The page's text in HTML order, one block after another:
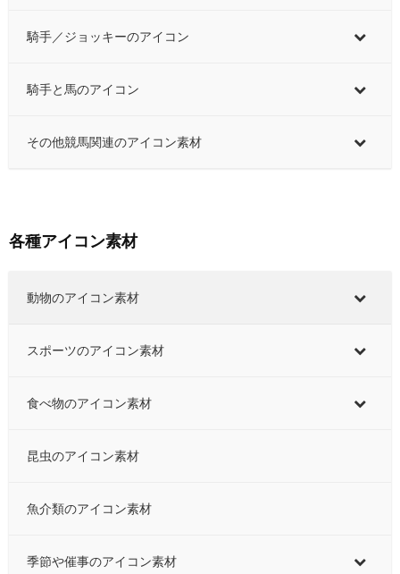
騎手／ジョッキーのアイコン
騎手と馬のアイコン
その他競馬関連のアイコン素材
各種アイコン素材
動物のアイコン素材
スポーツのアイコン素材
食べ物のアイコン素材
昆虫のアイコン素材
魚介類のアイコン素材
季節や催事のアイコン素材